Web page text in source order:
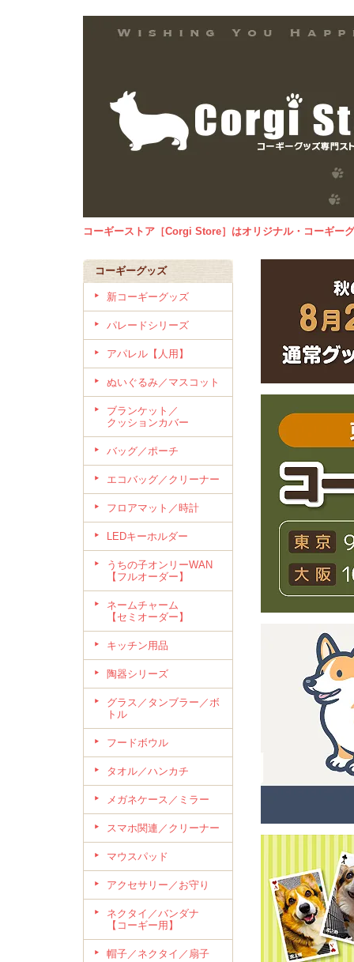
コーギーストア［Corgi Store］はオリジナル・コーギー
コーギーグッズ
新コーギーグッズ
パレードシリーズ
アパレル【人用】
ぬいぐるみ／マスコット
ブランケット／
クッションカバー
バッグ／ポーチ
エコバッグ／クリーナー
フロアマット／時計
LEDキーホルダー
うちの子オンリーWAN
【フルオーダー】
ネームチャーム
【セミオーダー】
キッチン用品
陶器シリーズ
グラス／タンブラー／ボ
トル
フードボウル
タオル／ハンカチ
メガネケース／ミラー
スマホ関連／クリーナー
マウスパッド
アクセサリー／お守り
ネクタイ／バンダナ
【コーギー用】
帽子／ネクタイ／扇子